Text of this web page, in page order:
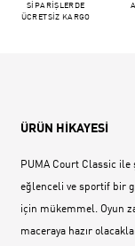
SİPARİŞLERDE
ÜCRETSİZ KARGO
ÜRÜN HİKAYESİ
PUMA Court Classic ile
eğlenceli ve sportif bir
için mükemmel. Oyun
maceraya hazır